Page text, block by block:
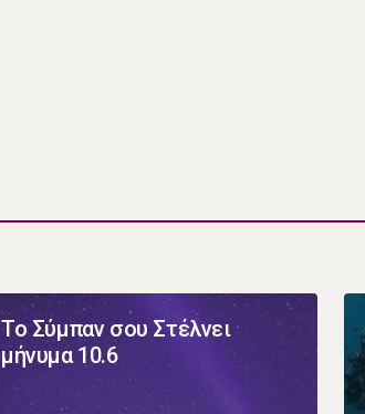
Το Σύμπαν σου Στέλνει
μήνυμα 10.6